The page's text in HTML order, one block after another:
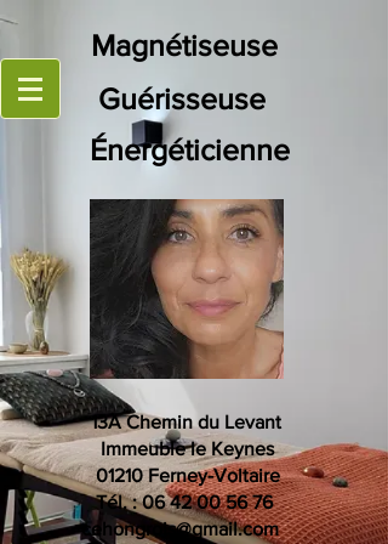
Magnétiseuse
Guérisseuse
Énergéticienne
13A Chemin du Levant
Immeuble le Keynes
01210 Ferney-Voltaire
Tél. :06 42 00 56 76
cehongrois@gmail.com